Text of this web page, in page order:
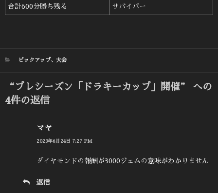
合計600分勝ち残る サバイバー
カ
リ
ー
ピックアップ、 大会
“プレシーズン「ドラキーカップ」開催” への
4件の返信
マヤ
2023年6月24日 7:27 PM
ダイヤモンドの報酬が3000ジェムの意味がわかりません
返信